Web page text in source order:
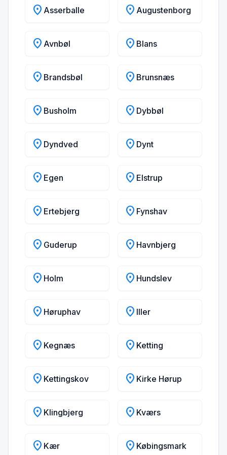
location_on Asserballe location_on Augustenborg
location_on Avnbøl location_on Blans
location_on Brandsbøl location_on Brunsnæs
location_on Busholm location_on Dybbøl
location_on Dyndved location_on Dynt
location_on Egen location_on Elstrup
location_on Ertebjerg location_on Fynshav
location_on Guderup location_on Havnbjerg
location_on Holm location_on Hundslev
location_on Høruphav location_on Iller
location_on Kegnæs location_on Ketting
location_on Kettingskov location_on Kirke Hørup
location_on Klingbjerg location_on Kværs
location_on Kær location_on Købingsmark